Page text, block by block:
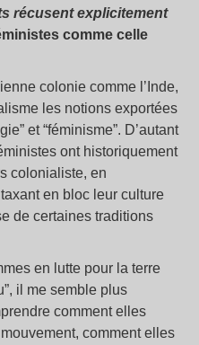
récusent explicitement
comme celle
colonie comme l’Inde,
les notions exportées
et “féminisme”. D’autant
ont historiquement
colonialiste, en
en bloc leur culture
de certaines traditions
en lutte pour la terre
il me semble plus
comment elles
comment elles